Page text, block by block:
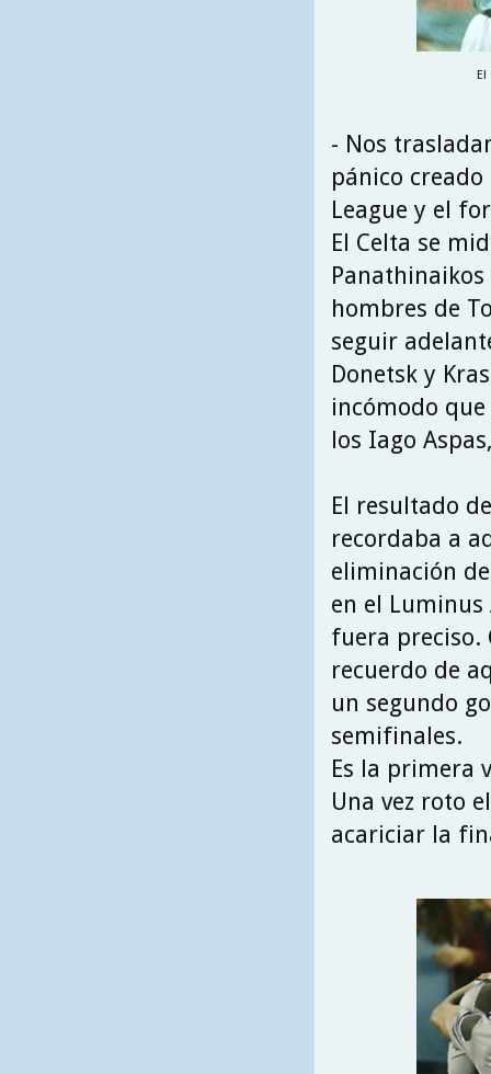
- Nos
pánico
League y el
El Celta se
hombres de
seguir
Donetsk y
incómodo
los Iago
El resultado
recordaba a
eliminación
en el
fuera preciso.
recuerdo de
un segundo
semifinales.
Es la primera
Una vez roto
acariciar la